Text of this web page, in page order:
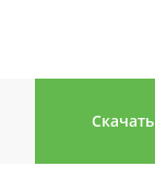
Скачать